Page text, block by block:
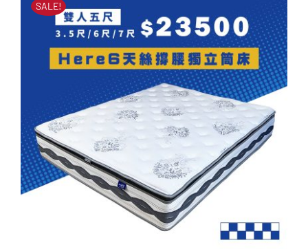
格：
格：
SALE!